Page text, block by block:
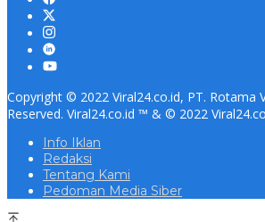
Copyright © 2022 Viral24.co.id, PT. Rotama
Reserved. Viral24.co.id ™ & © 2022
Info Iklan
Redaksi
Tentang Kami
Pedoman Media Siber